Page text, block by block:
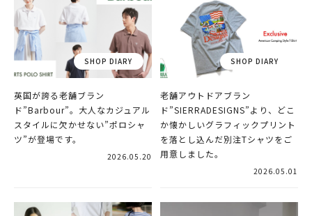
英国が誇る老舗ブラン
ド”Barbour”。大人なカジュアル
スタイルに欠かせない”ポロシャ
ツ”が登場です。
2026.05.20
老舗アウトドアブラン
ド”SIERRADESIGNS”より、どこ
か懐かしいグラフィックプリント
を落とし込んだ別注Tシャツをご
用意しました。
2026.05.01